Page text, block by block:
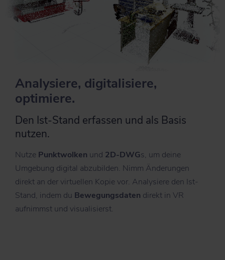
Analysiere, digitalisiere,
optimiere.
Den Ist-Stand erfassen und als Basis
nutzen.
Nutze Punktwolken und 2D-DWGs, um deine
Umgebung digital abzubilden. Nimm Änderungen
direkt an der virtuellen Kopie vor. Analysiere den Ist-
Stand, indem du Bewegungsdaten direkt in VR
aufnimmst und visualisierst.